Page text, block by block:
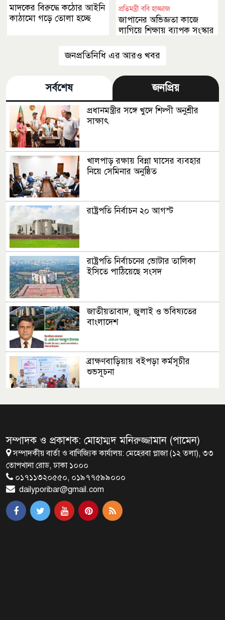
মাদকের বিরুদ্ধে কঠোর আইনি
কাঠামো গড়ে তোলা হচ্ছে
প্রতিমন্ত্রী ববি হাজ্জাজ
জাপানের অভিজ্ঞতা কাজে
লাগিয়ে শিক্ষায় ব্যাপক সংস্কার
জনপ্রতিনিধি এর আরও খবর
সর্বশেষ জনপ্রিয়
প্রধানমন্ত্রীর সঙ্গে খুদে শিল্পী অনুশ্রীর
সাক্ষাৎ
খালপাড় রক্ষায় বিন্না ঘাসের ব্যবহার
নিয়ে সেমিনার অনুষ্ঠিত
রাষ্ট্রপতি নির্বাচন ২০ আগস্ট
রাষ্ট্রপতি নির্বাচনের ভোটার তালিকা
ইসিতে পাঠিয়েছে সংসদ
জাতীয়তাবাদ, জুলাই ও ভবিষ্যতের
বাংলাদেশ
ব্রাক্ষণবাড়িয়ায় বইপড়া কর্মসূচীর
শুভসূচনা
৪ বিয়ের পর অন্য নারীর ঘরে জামায়াত
সমর্থক!
প্রধানমন্ত্রীর সঙ্গে সাক্ষাৎ সৌদি আরবের
উপ পররাষ্ট্রমন্ত্রীর
সম্পাদক ও প্রকাশক: মোহাম্মদ মনিরুজ্জামান (পামেন)
সম্পাদকীয় বার্তা ও বাণিজ্যিক কার্যালয়: মেহেরবা প্লাজা (১২ তলা), ৩৩
তোপখানা রোড, ঢাকা ১০০০
০১৭১১৩২০৫৫০, ০১৯৭৭৫৯৯০০০
dailyporibar@gmail.com